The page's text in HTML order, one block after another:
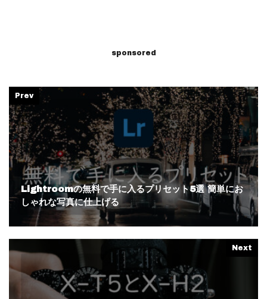
sponsored
Prev
Lightroomの無料で手に入るプリセット5選 簡単にお
しゃれな写真に仕上げる
Next